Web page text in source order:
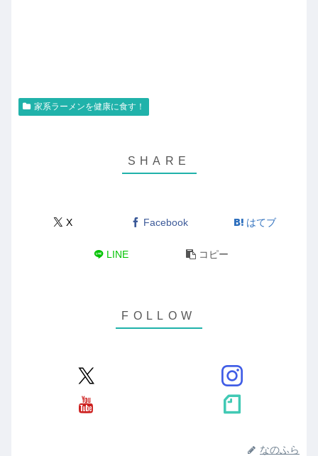
家系ラーメンを健康に食す！
X Facebook はてブ
LINE コピー
なのふら